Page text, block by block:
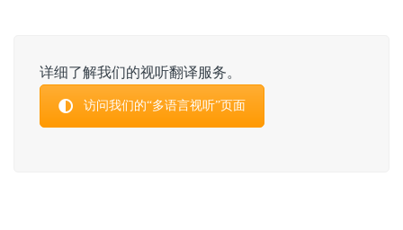
详细了解我们的视听翻译服务。
访问我们的“多语言视听”页面